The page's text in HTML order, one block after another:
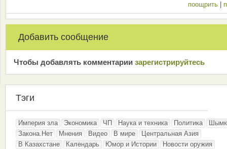
поощрить
Добавить сообщение
Чтобы добавлять комментарии зарeгиcтрирyйтeсь
Тэги
Империя зла Экономика ЧП Наука и техника Политика
Закона.Нет
Мнения Видео В мире
Центральная Азия
В Казахстане
Календарь Юмор и Истории
Новости оружия